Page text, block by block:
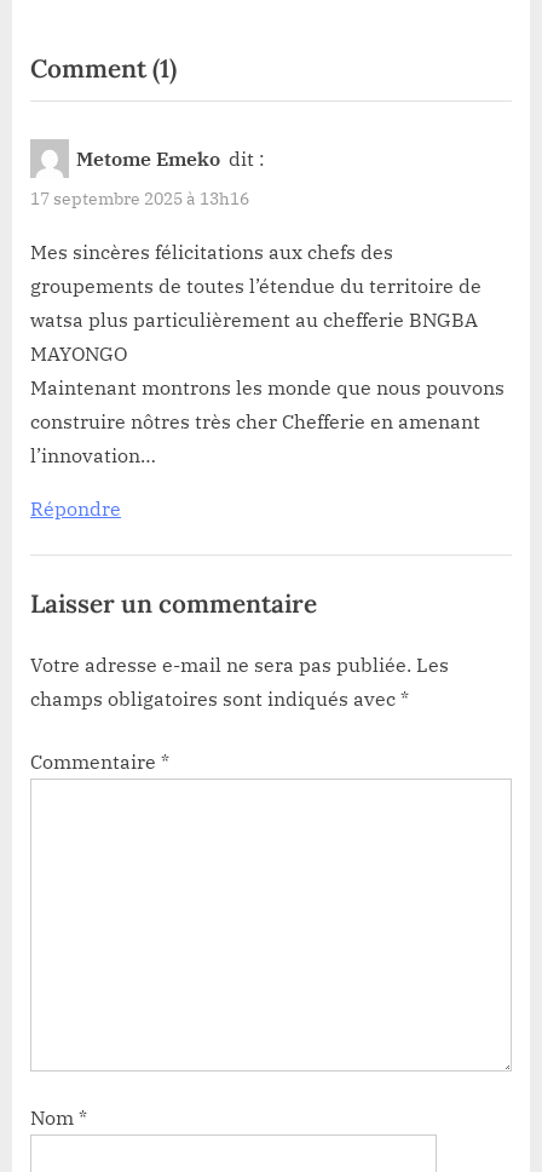
Comment(1)on
“Haut-
des
chefs
des
Bari-
Mayogo
vivement
par
l’ADDA”
Metome Emeko dit :
17 septembre 2025 à 13h16
Mes sincères félicitations aux chefs des
groupements de toutes l’étendue du territoire de
watsa plus particulièrement au chefferie BNGBA
MAYONGO
Maintenant montrons les monde que nous pouvons
construire nôtres très cher Chefferie en amenant
l’innovation…
Répondre
Laisser un commentaire
Votre adresse e-mail ne sera pas publiée. Les
champs obligatoires sont indiqués avec *
Commentaire *
Nom *